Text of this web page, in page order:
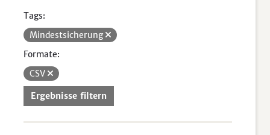
Tags:
Mindestsicherung
Formate:
CSV
Ergebnisse filtern